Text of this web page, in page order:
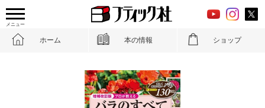
メニュー
ホーム 本の情報 ショップ